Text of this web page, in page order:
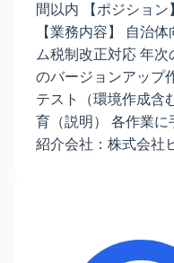
間以内 【ポジショ
【業務内容】 自治
ム税制改正対応 年
のバージョンアップ
テスト（環境作成含
育（説明） 各作業
紹介会社：株式会社